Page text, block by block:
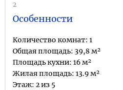
2
Особенности
Количество комнат: 1
Общая площадь: 39,8 м²
Площадь кухни: 16 м²
Жилая площадь: 13.9 м²
Этаж: 2 из 5